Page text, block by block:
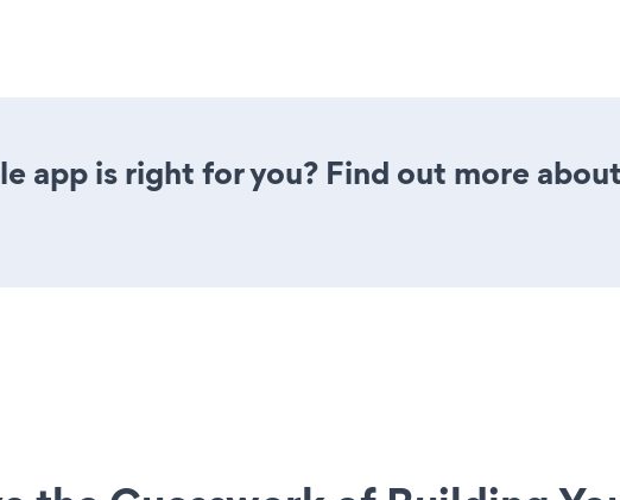
app is right for you? Find out more